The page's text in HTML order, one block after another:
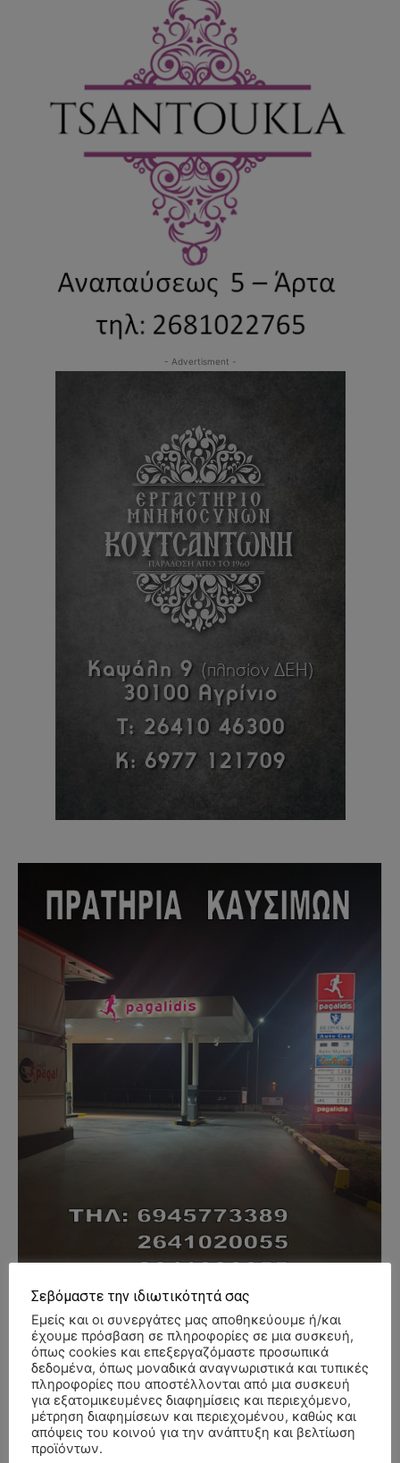
- Advertisment -
- Advertisment -
Σεβόμαστε την ιδιωτικότητά σας
Εμείς και οι συνεργάτες μας αποθηκεύουμε ή/και
έχουμε πρόσβαση σε πληροφορίες σε μια συσκευή,
όπως cookies και επεξεργαζόμαστε προσωπικά
δεδομένα, όπως μοναδικά αναγνωριστικά και τυπικές
πληροφορίες που αποστέλλονται από μια συσκευή
για εξατομικευμένες διαφημίσεις και περιεχόμενο,
μέτρηση διαφημίσεων και περιεχομένου, καθώς και
απόψεις του κοινού για την ανάπτυξη και βελτίωση
προϊόντων.